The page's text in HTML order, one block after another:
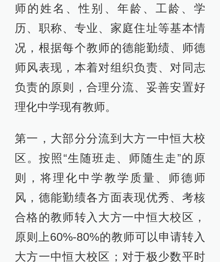
师的姓名、性别、年龄、工龄、学
历、职称、专业、家庭住址等基本情
况，根据每个教师的德能勤绩、师德
师风表现，本着对组织负责、对同志
负责的原则，合理分流、妥善安置好
理化中学现有教师。
第一，大部分分流到大方一中恒大校
区。按照“生随班走、师随生走”的原
则，将理化中学教学质量、师德师
风，德能勤绩各方面表现优秀、考核
合格的教师转入大方一中恒大校区，
原则上60%-80%的教师可以申请转入
大方一中恒大校区；对于极少数平时